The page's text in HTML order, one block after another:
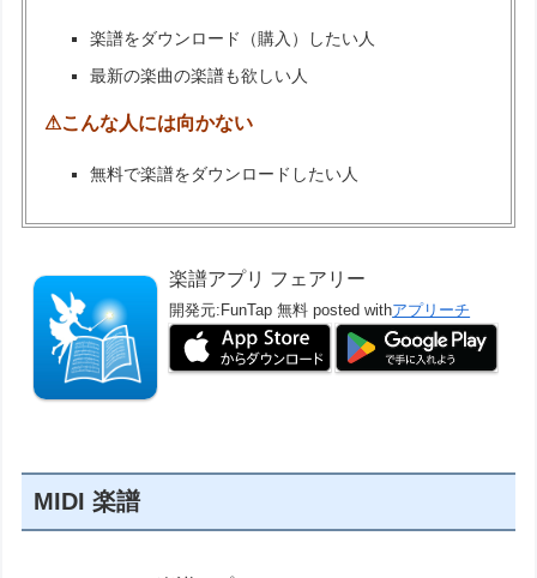
楽譜をダウンロード（購入）したい人
最新の楽曲の楽譜も欲しい人
⚠こんな人には向かない
無料で楽譜をダウンロードしたい人
楽譜アプリ フェアリー
開発元: FunTap 無料 posted withアプリーチ
MIDI 楽譜